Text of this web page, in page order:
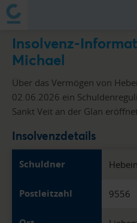
Insolvenz-
Michael
Über das Vermögen von
02.06.2026 ein
Sankt Veit an der Glan
Insolvenzdetails
Schuldner
Postleitzahl 9556